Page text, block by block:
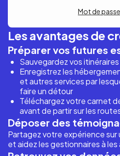
Mot de
Les avantages de
Préparer vos futures
Sauvegardez vos
Enregistrez les
et autres services par
faire un détour
Téléchargez votre carnet
avant de partir sur les
Déposer des
Partagez votre expérience sur
et aidez les gestionnaires à les